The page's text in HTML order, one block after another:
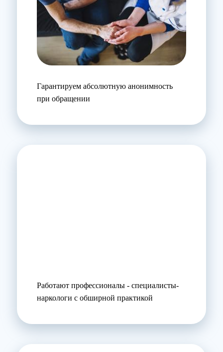
Гарантируем абсолютную анонимность
при обращении
Работают профессионалы - специалисты-
наркологи с обширной практикой